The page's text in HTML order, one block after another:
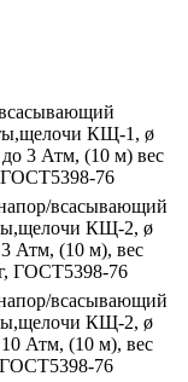
КЩ-1, ø
3 Атм, (10 м) вес
ГОСТ5398-76
всасывающий
КЩ-2, ø
Атм, (10 м), вес
ГОСТ5398-76
всасывающий
КЩ-2, ø
Атм, (10 м), вес
ГОСТ5398-76